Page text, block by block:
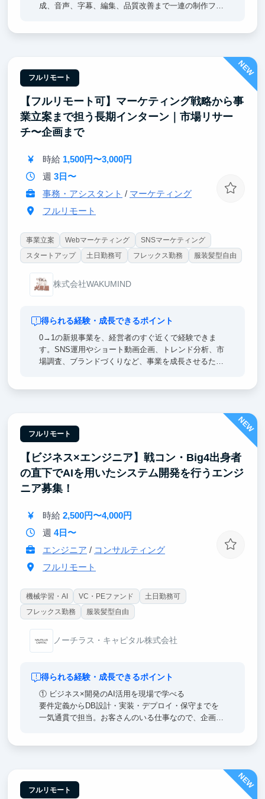
成、音声、字幕、編集、品質改善まで一連の制作フロ
NEW
フルリモート
【フルリモート可】マーケティング戦略から事
業立案まで担う長期インターン｜市場リサー
チ〜企画まで
時給 1,500円〜3,000円
週 3日〜
事務・アシスタント / マーケティング
フルリモート
事業立案 Webマーケティング
SNSマーケティング
スタートアップ
土日勤務可 フレックス勤務 服装髪型自由
株式会社WAKUMIND
得られる経験・成長できるポイント
0→1の新規事業を、経営者のすぐ近くで経験できま
す。SNS運用やショート動画企画、トレンド分析、市
場調査、ブランドづくりなど、事業を成長させるため
NEW
フルリモート
【ビジネス×エンジニア】戦コン・Big4出身者
の直下でAIを用いたシステム開発を行うエンジ
ニア募集！
時給 2,500円〜4,000円
週 4日〜
エンジニア / コンサルティング
フルリモート
機械学習・AI VC・PEファンド
土日勤務可
フレックス勤務
服装髪型自由
ノーチラス・キャピタル株式会社
得られる経験・成長できるポイント
① ビジネス×開発のAI活用を現場で学べる
要件定義からDB設計・実装・デプロイ・保守までを
一気通貫で担当。お客さんのいる仕事なので、企画・
立ち上げから間もないAI活用支援事業が、今まさに伸
NEW
フルリモート